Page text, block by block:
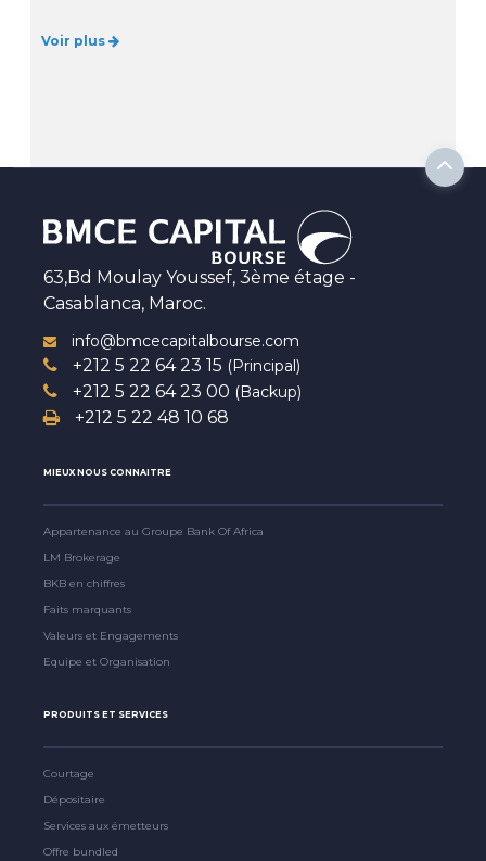
Voir plus
63,Bd Moulay Youssef, 3ème étage -
Casablanca, Maroc.
info@bmcecapitalbourse.com
+212 5 22 64 23 15 (Principal)
+212 5 22 64 23 00 (Backup)
+212 5 22 48 10 68
MIEUX NOUS CONNAITRE
Appartenance au Groupe Bank Of Africa
LM Brokerage
BKB en chiffres
Faits marquants
Valeurs et Engagements
Equipe et Organisation
PRODUITS ET SERVICES
Courtage
Dépositaire
Services aux émetteurs
Offre bundled